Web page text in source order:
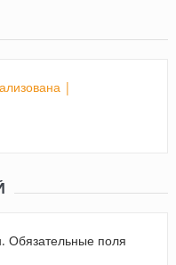
|
Обязательные поля